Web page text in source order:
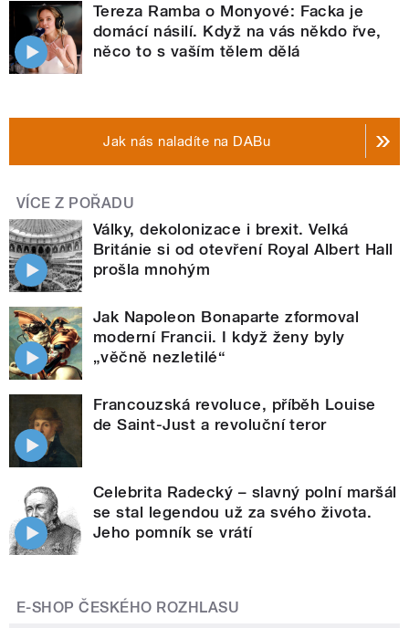
Tereza Ramba o Monyové: Facka je
domácí násilí. Když na vás někdo řve,
něco to s vaším tělem dělá
Jak nás naladíte na DABu
VÍCE Z POŘADU
Války, dekolonizace i brexit. Velká
Británie si od otevření Royal Albert Hall
prošla mnohým
Jak Napoleon Bonaparte zformoval
moderní Francii. I když ženy byly
„věčně nezletilé“
Francouzská revoluce, příběh Louise
de Saint-Just a revoluční teror
Celebrita Radecký – slavný polní maršál
se stal legendou už za svého života.
Jeho pomník se vrátí
E-SHOP ČESKÉHO ROZHLASU